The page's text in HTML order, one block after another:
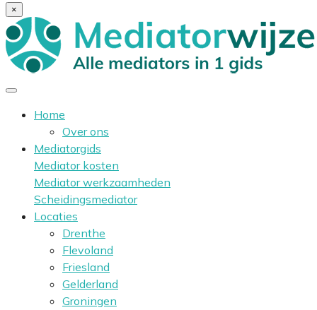
×
Home
Over ons
Mediatorgids
Mediator kosten
Mediator werkzaamheden
Scheidingsmediator
Locaties
Drenthe
Flevoland
Friesland
Gelderland
Groningen